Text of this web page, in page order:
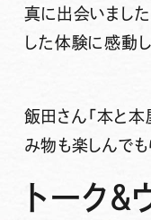
真に出会いまし
した体験に感動し
飯田さん 「本と
み物も楽しんでも
トーク＆